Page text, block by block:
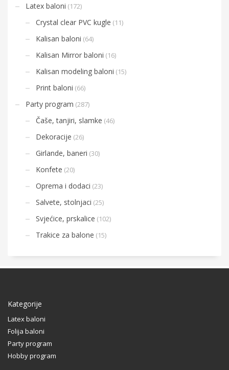
Latex baloni (172)
Crystal clear PVC kugle (11)
Kalisan baloni (64)
Kalisan Mirror baloni (16)
Kalisan modeling baloni (15)
Print baloni (66)
Party program (287)
Čaše, tanjiri, slamke (46)
Dekoracije (26)
Girlande, baneri (30)
Konfete (20)
Oprema i dodaci (23)
Salvete, stolnjaci (25)
Svjećice, prskalice (102)
Trakice za balone (15)
Kategorije
Latex baloni
Folija baloni
Party program
Hobby program